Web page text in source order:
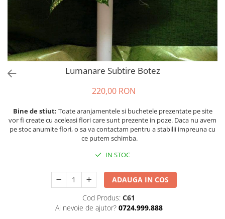
Lumanare Subtire Botez
220,00 RON
Bine de stiut: Toate aranjamentele si buchetele prezentate pe site
vor fi create cu aceleasi flori care sunt prezente in poze. Daca nu avem
pe stoc anumite flori, o sa va contactam pentru a stabilii impreuna cu
ce putem schimba.
IN STOC
ADAUGA IN COS
Cod Produs: C61
Ai nevoie de ajutor? 0724.999.888